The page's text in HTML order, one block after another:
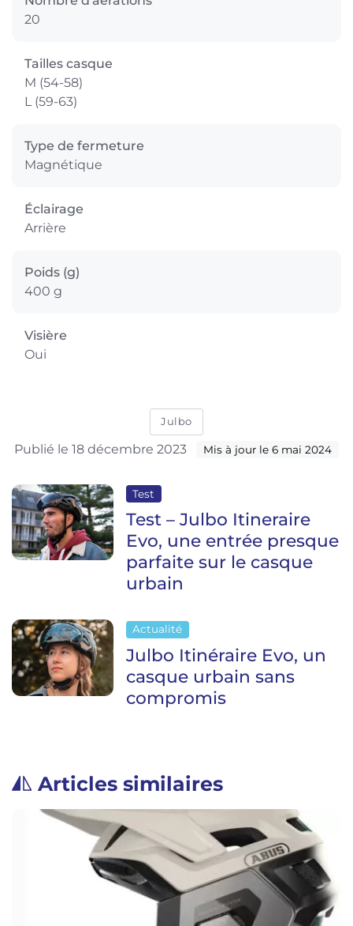
20
Tailles casque
M (54-58)
L (59-63)
Type de fermeture
Magnétique
Éclairage
Arrière
Poids (g)
400 g
Visière
Oui
Julbo
Publié le 18 décembre 2023 Mis à jour le 6 mai 2024
Test
Test – Julbo Itineraire
Evo, une entrée presque
parfaite sur le casque
urbain
Actualité
Julbo Itinéraire Evo, un
casque urbain sans
compromis
Articles similaires